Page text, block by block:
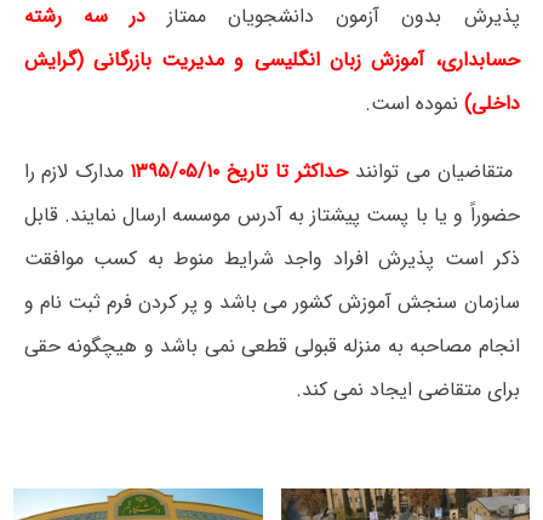
پذیرش بدون آزمون دانشجویان ممتازدر سه رشته
حسابداری،آموزش زبان انگلیسی و مدیریت بازرگانی (گرایش
داخلی) نموده است.
متقاضیان می توانندحداکثر تا تاریخ ۱۳۹۵/۰۵/۱۰
مدارک لازم را
حضوراً و یا با پست پیشتاز به آدرس موسسه ارسال نمایند. قابل
ذکر است پذیرش افراد واجد شرایط منوط به کسب موافقت
سازمان سنجش آموزش کشور می باشد و پر کردن فرم ثبت نام و
انجام مصاحبه به منزله قبولی قطعی نمی باشد و هیچگونه حقی
برای متقاضی ایجاد نمی کند.